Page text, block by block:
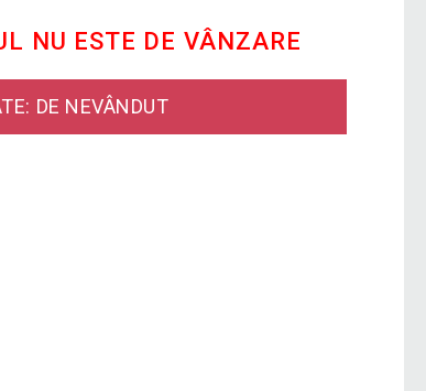
NU ESTE DE VÂNZARE
DE NEVÂNDUT